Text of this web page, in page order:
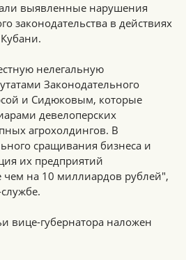
выявленные нарушения
законодательства в действиях
нелегальную
Законодательного
и Сидюковым, которые
девелоперских
агрохолдингов. В
сращивания бизнеса и
их предприятий
чем на 10 миллиардов рублей",
вице-губернатора наложен